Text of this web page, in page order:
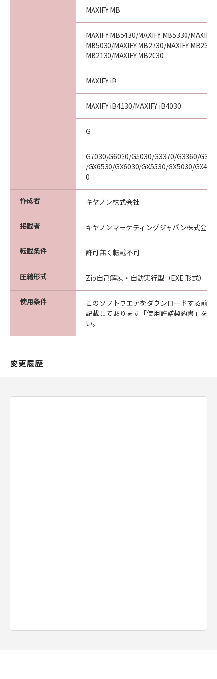
MAXIFY MB
MAXIFY MB5430/MAXIFY MB5330/MAXIFY
MB5030/MAXIFY MB2730/MAXIFY
MB2130/MAXIFY MB2030
MAXIFY iB
MAXIFY iB4130/MAXIFY iB4030
G
G7030/G6030/G5030/G3370/G3360/
/GX6530/GX6030/GX5530/GX5030/
0
作成者 キヤノン株式会社
掲載者 キヤノンマーケティングジャパン株式会社
転載条件 許可無く転載不可
圧縮形式 Zip自己解凍・自動実行型（EXE 形式）
使用条件
このソフトウエアをダウンロードする前
記載してあります「使用許諾契約書」を
い。
変更履歴